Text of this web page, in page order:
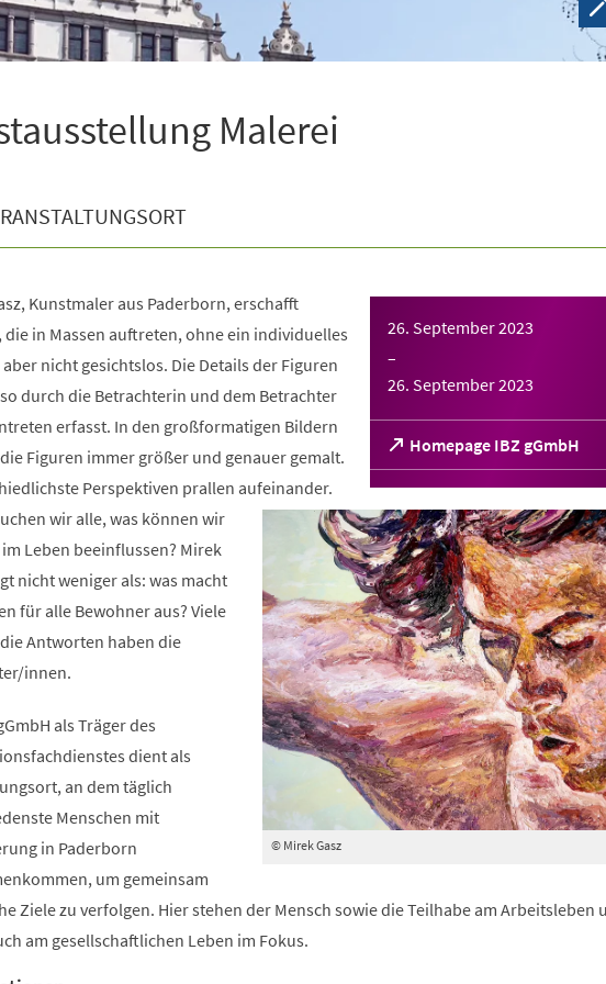
Malerei
26. September 2023
–
26. September 2023
Homepage IBZ gGmbH
(Öffnet
in
einem
neuen
Tab)
© Mirek Gasz
Kunstmaler aus Paderborn, erschafft
die in Massen auftreten, ohne ein individuelles
aber nicht gesichtslos. Die Details der Figuren
durch die Betrachterin und dem Betrachter
erfasst. In den großformatigen Bildern
Figuren immer größer und genauer gemalt.
Perspektiven prallen aufeinander.
wir alle, was können wir
Leben beeinflussen? Mirek
nicht weniger als: was macht
für alle Bewohner aus? Viele
Antworten haben die
innen.
als Träger des
dient als
an dem täglich
Menschen mit
in Paderborn
um gemeinsam
Ziele zu verfolgen. Hier stehen der Mensch sowie die Teilhabe am Arbeitsleben
am gesellschaftlichen Leben im Fokus.